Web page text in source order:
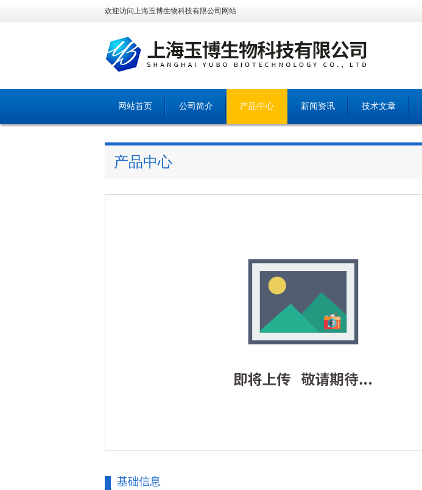
欢迎访问上海玉博生物科技有限公司网站
网站首页 公司简介 产品中心 新闻资讯 技术文章
产品中心
基础信息